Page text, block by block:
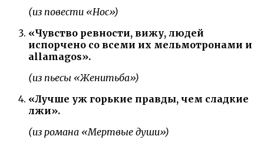
(из повести «Нос»)
«Чувство ревности, вижу, людей
испорчено со всеми их мельмотронами и
allamagos».
(из пьесы «Женитьба»)
«Лучше уж горькие правды, чем сладкие
лжи».
(из романа «Мертвые души»)